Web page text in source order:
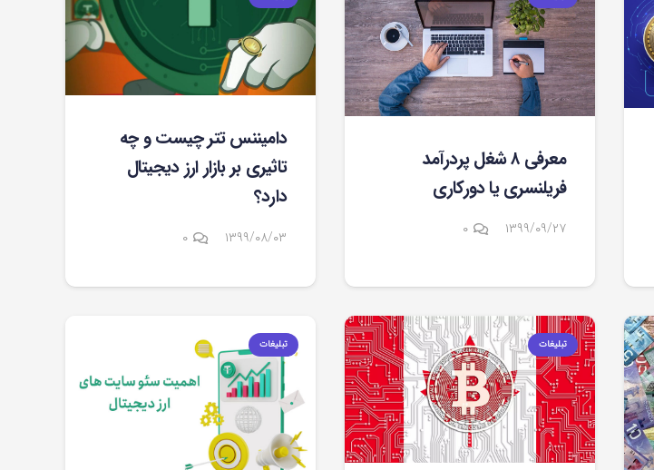
معرفی ۸ شغل پردرآمد
فریلنسری یا دورکاری
۱۳۹۹/۰۹/۲۷ ۰
دامیننس تتر چیست و چه
تاثیری بر بازار ارز دیجیتال
دارد؟
۱۳۹۹/۰۸/۰۳ ۰
تبلیغات تبلیغات